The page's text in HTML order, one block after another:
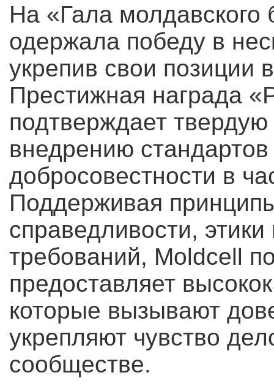
На «Гала молдавского
одержала победу в
укрепив свои позиции
Престижная награда
подтверждает
внедрению
добросовестности в
Поддерживая
справедливости,
требований, Moldcell
предоставляет
которые вызывают
укрепляют чувство
сообществе.